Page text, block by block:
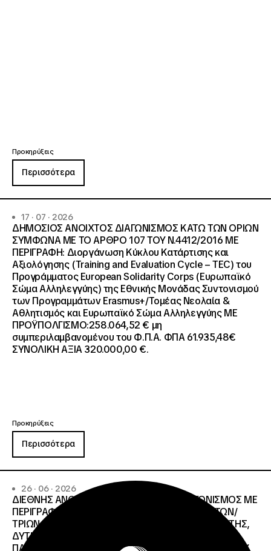
Προκηρύξεις
Περισσότερα
17 · 07 · 2026
ΔΗΜΟΣΙΟΣ ΑΝΟΙΧΤΟΣ ΔΙΑΓΩΝΙΣΜΟΣ ΚΑΤΩ ΤΩΝ ΟΡΙΩΝ
ΣΥΜΦΩΝΑ ΜΕ ΤΟ ΑΡΘΡΟ 107 ΤΟΥ Ν.4412/2016 ΜΕ
ΠΕΡΙΓΡΑΦΗ: Διοργάνωση Κύκλου Κατάρτισης και
Αξιολόγησης (Training and Evaluation Cycle – TEC) του
Προγράμματος European Solidarity Corps (Ευρωπαϊκό
Σώμα Αλληλεγγύης) της Εθνικής Μονάδας Συντονισμού
των Προγραμμάτων Erasmus+/Τομέας Νεολαία &
Αθλητισμός και Ευρωπαϊκό Σώμα Αλληλεγγύης ΜΕ
ΠΡΟΫΠΟΛΓΙΣΜΟ:258.064,52 € μη
συμπεριλαμβανομένου του Φ.Π.Α. ΦΠΑ 61.935,48€
ΣΥΝΟΛΙΚΗ ΑΞΙΑ 320.000,00 €.
Προκηρύξεις
Περισσότερα
26 · 06 · 2026
ΔΙΕΘΝΗΣ ΑΝΟΙΧΤΟΣ ΗΛΕΚΤΡΟΝΙΚΟΣ ΔΙΑΓΩΝΙΣΜΟΣ ΜΕ
ΠΕΡΙΓΡΑΦΗ:ΥΠΗΡΕΣΙΕΣ ΣΤΕΓΑΣΗΣ ΤΩΝ ΦΟΙΤΗΤΩΝ/
ΤΡΙΩΝ ΤΩΝ ΠΑΝΕΠΙΣΤΗΜΙΑΚΩΝ ΙΔΡΥΜΑΤΩΝ KΡΗΤΗΣ,
ΔΥΤΙΚΗΣ ΜΑΚΕΔΟΝΙΑΣ, ΔΗΜΟΚΡΙΤΕΙΟΥ
ΠΑΝΕΠΙΣΤΗΜΙΟΥ ΘΡΑΚΗΣ, ΕΛΛΗΝΙΚΟΥ ΜΕΣΟΓΕΙΑΚΟΥ